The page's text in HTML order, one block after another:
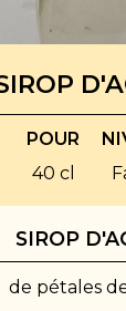
POUR
40 cl
SIROP
de pétales